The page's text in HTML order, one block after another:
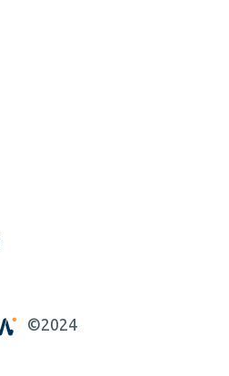
©2024